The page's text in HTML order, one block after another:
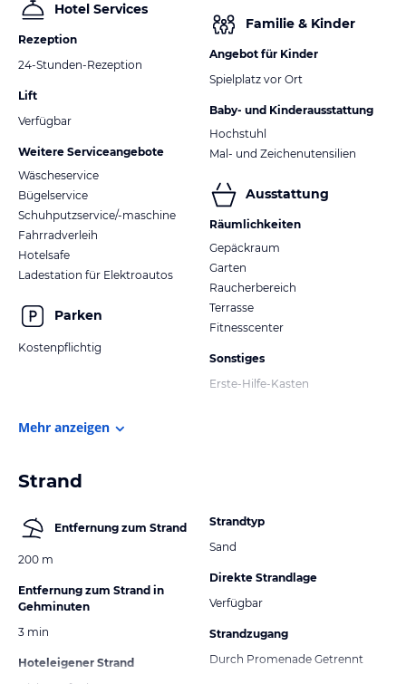
Hotel Services
Rezeption
24-Stunden-Rezeption
Lift
Verfügbar
Weitere Serviceangebote
Wäscheservice
Bügelservice
Schuhputzservice/-maschine
Fahrradverleih
Hotelsafe
Ladestation für Elektroautos
Parken
Kostenpflichtig
Familie & Kinder
Angebot für Kinder
Spielplatz vor Ort
Baby- und Kinderausstattung
Hochstuhl
Mal- und Zeichenutensilien
Ausstattung
Räumlichkeiten
Gepäckraum
Garten
Raucherbereich
Terrasse
Fitnesscenter
Sonstiges
Erste-Hilfe-Kasten
Mehr anzeigen
Strand
Entfernung zum Strand
200 m
Entfernung zum Strand in
Gehminuten
3 min
Hoteleigener Strand
Strandtyp
Sand
Direkte Strandlage
Verfügbar
Strandzugang
Durch Promenade Getrennt